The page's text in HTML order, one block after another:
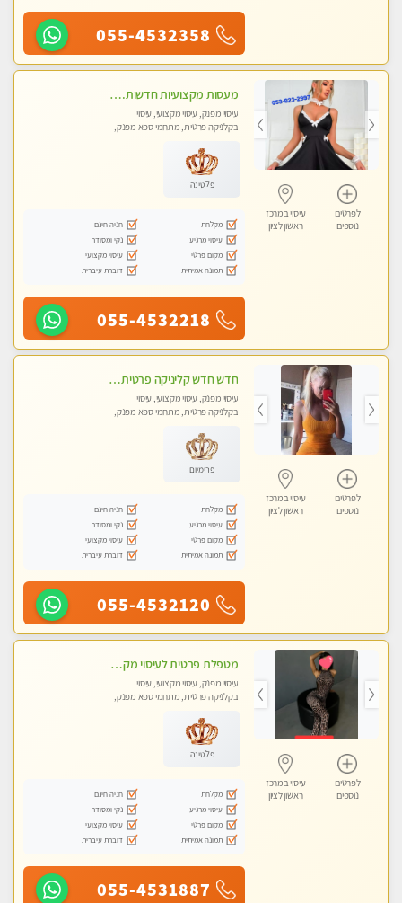
055-4532358
לפרטים
נוספים
עיסוי במרכז
ראשון לציון
מעסות מקצועיות חדשות. גישה אישית לכל לקוח. אל תפספסו את ההזדמנות שלכם. פנקו את עצמכם וקבלו מקסימום הנאה ורוגע.
עיסוי מפנק, עיסוי מקצועי, עיסוי
בקלניקה פרטית, מתחמי ספא מפנק,
פלטינה
מקלחת
חניה חינם
עיסוי מרגיע
נקי ומסודר
מקום פרטי
עיסוי מקצועי
תמונה אמיתית
דוברת עיברית
055-4532218
לפרטים
נוספים
עיסוי במרכז
ראשון לציון
חדש חדש קליניקה פרטית לבריאות הגוף לעיסוי מקצועי ומפנק -שעות עבודה -10:00-23:00- ללא מין !!
עיסוי מפנק, עיסוי מקצועי, עיסוי
בקלניקה פרטית, מתחמי ספא מפנק,
פרימיום
מקלחת
חניה חינם
עיסוי מרגיע
נקי ומסודר
מקום פרטי
עיסוי מקצועי
תמונה אמיתית
דוברת עיברית
055-4532120
לפרטים
נוספים
עיסוי במרכז
ראשון לציון
מטפלת פרטית לעיסוי מקצועי מפנק פרטי מאוד ללא מין !!!
עיסוי מפנק, עיסוי מקצועי, עיסוי
בקלניקה פרטית, מתחמי ספא מפנק,
פלטינה
מקלחת
חניה חינם
עיסוי מרגיע
נקי ומסודר
מקום פרטי
עיסוי מקצועי
תמונה אמיתית
דוברת עיברית
055-4531887